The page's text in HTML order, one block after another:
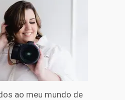
ao meu mundo de